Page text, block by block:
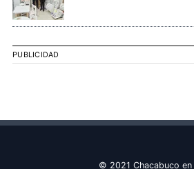
PUBLICIDAD
© 2021 Chacabuco en